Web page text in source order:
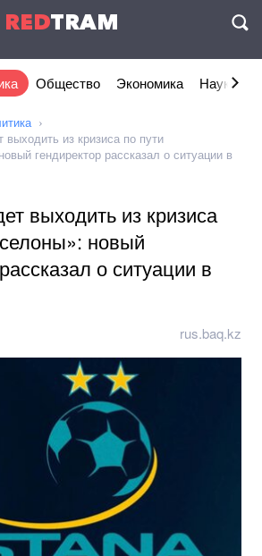
REDTRAM
Общество Экономика Наука и IT
выходить из кризиса по пути
гендиректор рассказал о ситуации в
выходить из кризиса
новый
о ситуации в
rus.baq.kz